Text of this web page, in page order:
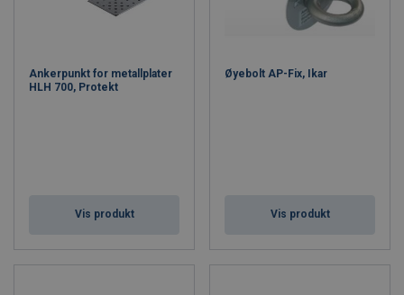
Ankerpunkt for metallplater
HLH 700, Protekt
Vis produkt
Øyebolt AP-Fix, Ikar
Vis produkt